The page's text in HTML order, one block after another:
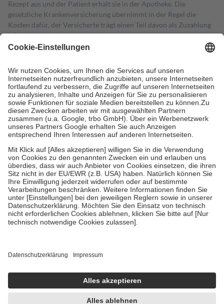
Rezept aus und der Patient erhält sie in der Apotheke. Die
gesetzliche Krankenversicherung übernimmt in der Regel die
Kosten dafür, der Versicherte trägt einen Teil davon als Zuzahlung
mit.
Grundsätzlich leisten Mitglieder Zuzahlungen in Höhe von zehn
höchstens zehn Euro.
Es sind jedoch nie mehr als die tatsächlichen
Kosten der Leistung zu entrichten.
Diese Regeln gelten grundsätzlich auch für Online-Apotheken.
Bei Heilmitteln und häuslicher Krankenpflege beträgt die
Zuzahlung zehn Prozent der Kosten sowie zehn Euro je
Verordnung.
Um das Engagement der Versicherten für ihre eigene Gesundheit zu
stärken und die besondere Stellung der Familie zu unterstützen,
fallenkeine Zuzahlungenan bei:
• Kindern und Jugendlichen bis zum vollendeten 18. Lebensjahr
mit Ausnahme der Fahrkosten
• Untersuchungen zur Vorsorge und Früherkennung, die von der
GKV getragen werden
• empfohlenen Schutzimpfungen
• Harn- und Blutteststreifen
getroffen, um sicherzustellen, dass es sich um echte Bewertungen
https://help.etrusted.com/hc/de/articles/4419944605341
Einige Bilder und Inhalte wurden unter Zuhilfenahme künstlicher